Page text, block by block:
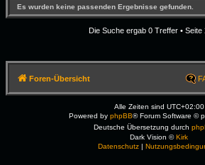
Es wurden keine passenden Ergebnisse gefunden.
Die Suche ergab 0 Treffer • Seite
Foren-Übersicht
Alle Zeiten sind UTC+02:00
Powered by phpBB® Forum Software ©
Deutsche Übersetzung durch
Dark Vision ©Kirk
Datenschutz|